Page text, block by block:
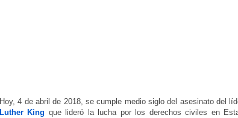
Hoy, 4 de abril de 2018, se cumple medio siglo del asesinato del
Luther King que lideró la lucha por los derechos civiles en